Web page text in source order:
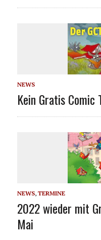
NEWS
Kein Gratis Comic
NEWS, TERMINE
2022 wieder mit
Mai